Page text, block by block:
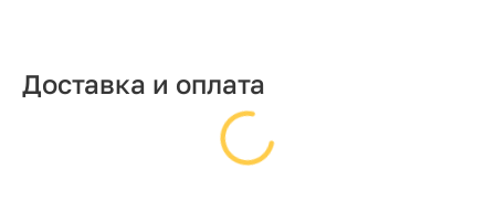
Доставка и оплата